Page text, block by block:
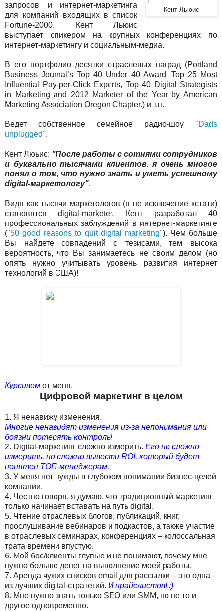
Кент Льюис
запросов и интернет-маркетинга
для компаний входящих в список
Fortune-2000. Кент Льюис
выступает спикером на крупных конференциях по
интернет-маркетингу и социальным-медиа.
В его портфолио десятки отраслевых наград (Portland
Business Journal’s Top 40 Under 40 Award, Top 25 Most
Influential Pay-per-Click Experts, Top 40 Digital Strategists
in Marketing and 2012 Marketer of the Year by American
Marketing Association Oregon Chapter.) и т.п.
Ведет собственное семейное радио-шоу "Dads
unplugged".
Кент Люьис: "После работы с сотнями сотрудников
и буквально тысячами клиентов, я очень многое
понял о том, что нужно знать и уметь успешному
digital-маркетологу".
Видя как тысячи маркетологов (я не исключение кстати)
становятся digital-marketer, Кент разработал 40
профессиональных заблуждений в интернет-маркетинге
("50 good reasons to quit digital marketing"). Чем больше
Вы найдете совпадений с тезисами, тем высока
вероятность, что Вы занимаетесь не своим делом (но
опять нужно учитывать уровень развития интернет
технологий в США)!
Курсивом от меня.
Цифровой маркетинг в целом
1. Я ненавижу изменения.
Многие ненавидят изменения из-за непонимания или
боязни потерять контроль!
2. Digital-маркетинг сложно измерить. Его не сложно
измерить, но сложно вывести ROI, который будет
понятен ТОП-менеджерам.
3. У меня нет нужды в глубоком понимании бизнес-целей
компании.
4. Честно говоря, я думаю, что традиционный маркетинг
только начинает вставать на путь digital.
5. Чтение отраслевых блогов, публикаций, книг,
прослушивание вебинаров и подкастов, а также участие
в отраслевых семинарах, конференциях – колоссальная
трата времени впустую.
6. Мой бос/клиенты глупые и не понимают, почему мне
нужно больше денег на выполнение моей работы.
7. Аренда чужих списков email для рассылки – это одна
из лучших digital-стратегий. И прайслистов! :)
8. Мне нужно знать только SEO или SMM, но не то и
другое одновременно.